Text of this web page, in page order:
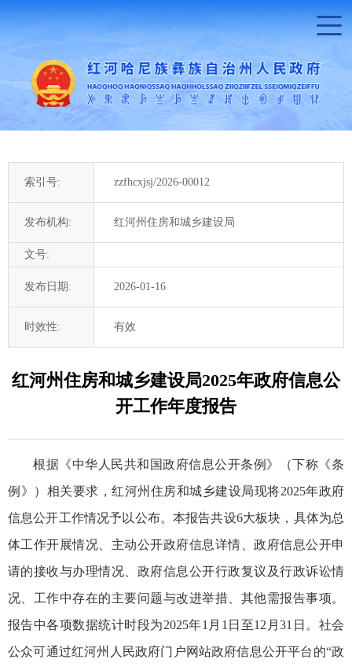
索引号: zzfhcxjsj/2026-00012
发布机构: 红河州住房和城乡建设局
文号:
发布日期: 2026-01-16
时效性: 有效
红河州住房和城乡建设局2025年政府信息公
开工作年度报告
根据《中华人民共和国政府信息公开条例》（下称《条
例》）相关要求，红河州住房和城乡建设局现将2025年政府
信息公开工作情况予以公布。本报告共设6大板块，具体为总
体工作开展情况、主动公开政府信息详情、政府信息公开申
请的接收与办理情况、政府信息公开行政复议及行政诉讼情
况、工作中存在的主要问题与改进举措、其他需报告事项。
报告中各项数据统计时段为2025年1月1日至12月31日。社会
公众可通过红河州人民政府门户网站政府信息公开平台的“政